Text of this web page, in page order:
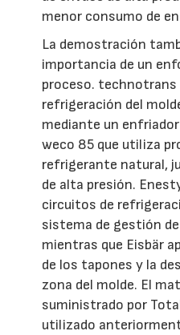
menor consumo de
La demostración
importancia de un
proceso. technotrans
refrigeración del
mediante un
weco 85 que utiliza
refrigerante natural,
de alta presión.
circuitos de
sistema de gestión de
mientras que Eisbär
de los tapones y la
zona del molde. El
suministrado por
utilizado